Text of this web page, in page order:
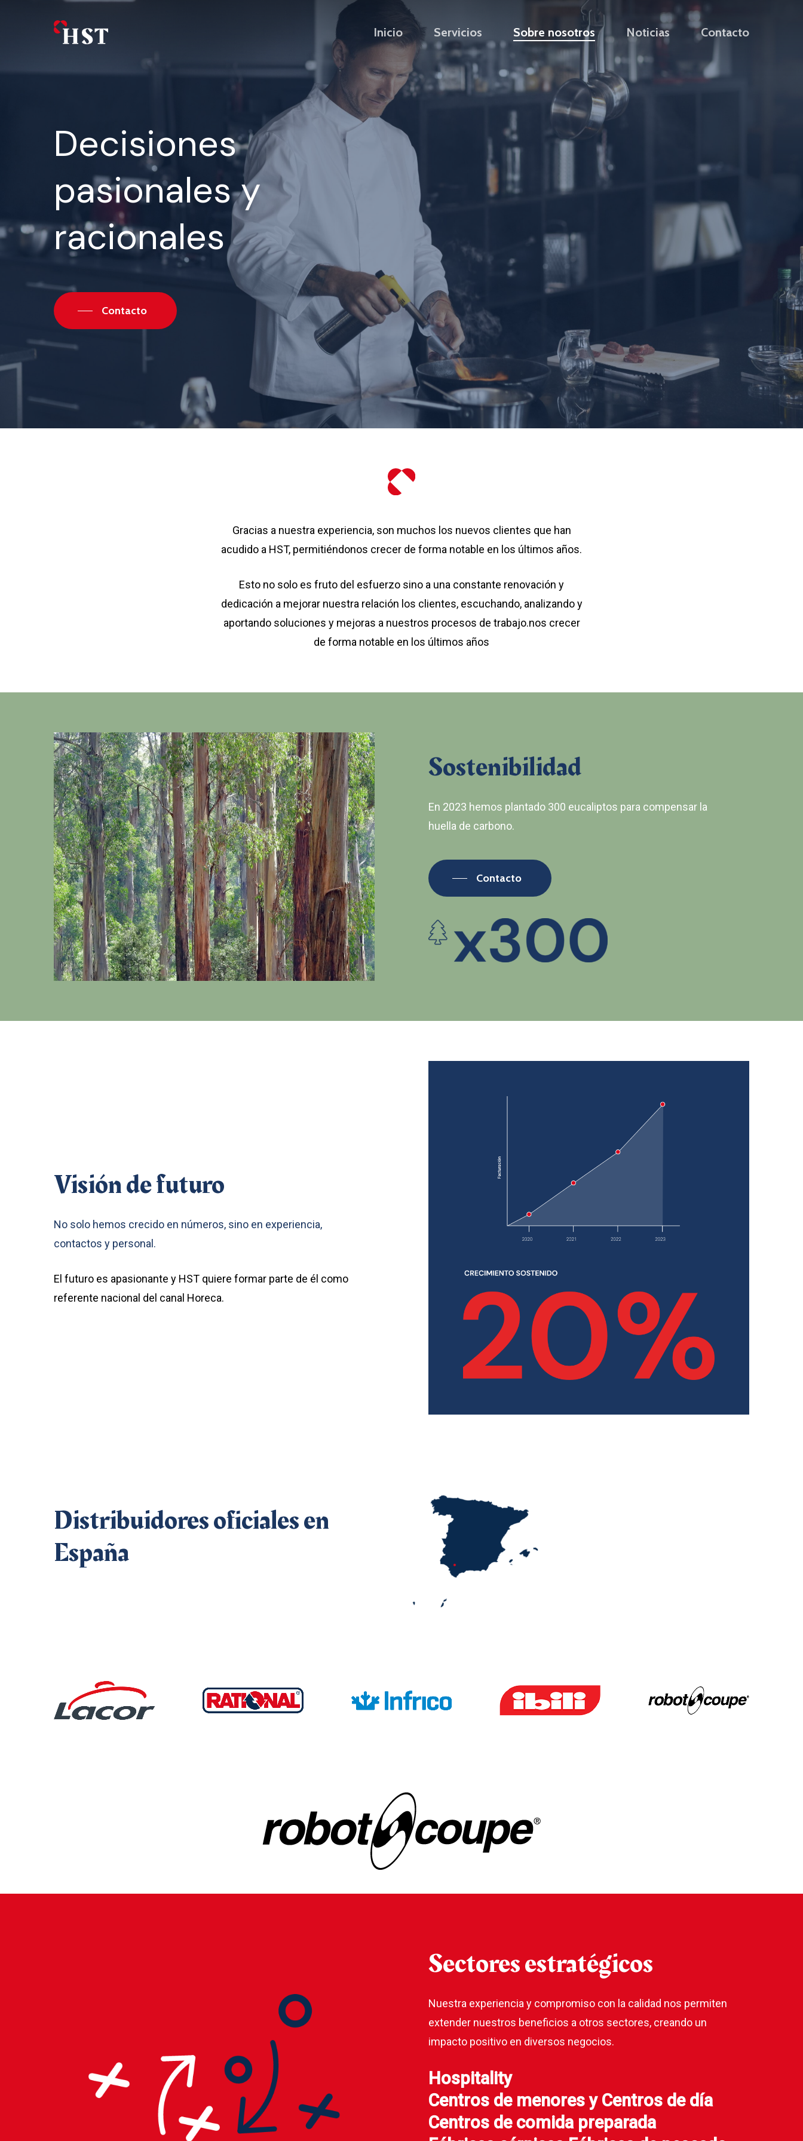
Inicio Servicios Sobre nosotros Noticias Contacto
Decisiones
pasionales y
racionales
Contacto
Gracias a nuestra experiencia, son muchos los nuevos clientes que han
acudido a HST, permitiéndonos crecer de forma notable en los últimos años.
Esto no solo es fruto del esfuerzo sino a una constante renovación y
dedicación a mejorar nuestra relación los clientes, escuchando, analizando y
aportando soluciones y mejoras a nuestros procesos de trabajo.nos crecer
de forma notable en los últimos años
Sostenibilidad
En 2023 hemos plantado 300 eucaliptos para compensar la
huella de carbono.
Contacto
Visióndefuturo
No solo hemos crecido en números, sino en experiencia,
contactos y personal.
El futuro es apasionante y HST quiere formar parte de él como
referente nacional del canal Horeca.
Distribuidoresoficialesen
España
Sectoresestratégicos
Nuestra experiencia y compromiso con la calidad nos permiten
extender nuestros beneficios a otros sectores, creando un
impacto positivo en diversos negocios.
Hospitality
Centros de menores y Centros de día
Centros de comida preparada